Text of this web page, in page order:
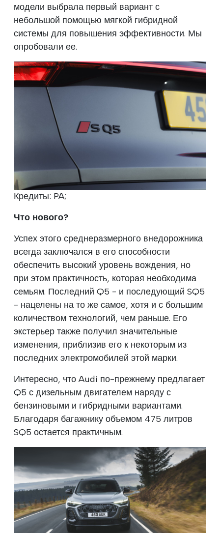
модели выбрала первый вариант с
небольшой помощью мягкой гибридной
системы для повышения эффективности. Мы
опробовали ее.
Кредиты: PA;
Что нового?
Успех этого среднеразмерного внедорожника
всегда заключался в его способности
обеспечить высокий уровень вождения, но
при этом практичность, которая необходима
семьям. Последний Q5 - и последующий SQ5
- нацелены на то же самое, хотя и с большим
количеством технологий, чем раньше. Его
экстерьер также получил значительные
изменения, приблизив его к некоторым из
последних электромобилей этой марки.
Интересно, что Audi по-прежнему предлагает
Q5 с дизельным двигателем наряду с
бензиновыми и гибридными вариантами.
Благодаря багажнику объемом 475 литров
SQ5 остается практичным.